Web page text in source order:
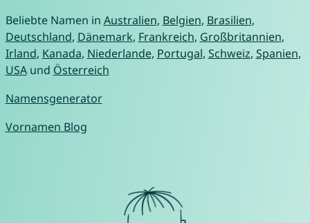
Beliebte Namen in Australien, Belgien, Brasilien,
Deutschland, Dänemark, Frankreich, Großbritannien,
Irland, Kanada, Niederlande, Portugal, Schweiz, Spanien,
USAund Österreich
Namensgenerator
Vornamen Blog